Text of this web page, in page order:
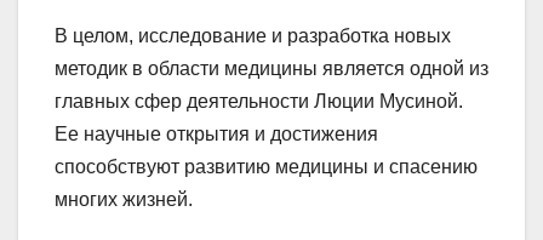
В целом, исследование и разработка новых
методик в области медицины является одной из
главных сфер деятельности Люции Мусиной.
Ее научные открытия и достижения
способствуют развитию медицины и спасению
многих жизней.